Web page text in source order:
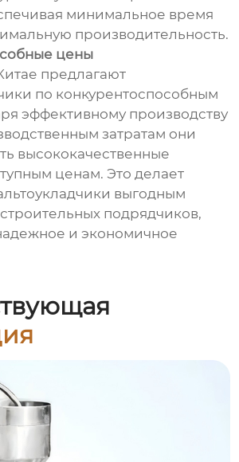
минимальное время
производительность.
цены
предлагают
по конкурентоспособным
эффективному производству
затратам они
высококачественные
ценам. Это делает
выгодным
подрядчиков,
и экономичное